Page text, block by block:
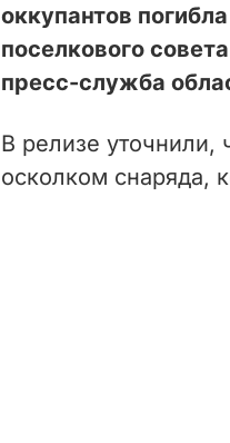
оккупантов
поселкового
пресс-служба
В релизе
осколком снаряда,